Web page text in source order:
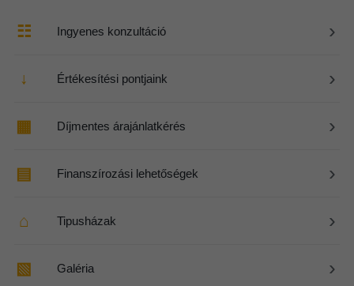
☷ Ingyenes konzultáció ›
↓ Értékesítési pontjaink ›
▦ Díjmentes árajánlatkérés ›
▤ Finanszírozási lehetőségek ›
⌂ Tipusházak ›
▧ Galéria ›